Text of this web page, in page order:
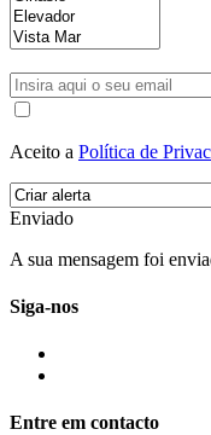
Aceito a Política de
Enviado
A sua mensagem foi
Siga-nos
Entre em contacto